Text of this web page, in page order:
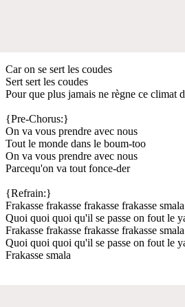
Car on se sert les coudes
Sert sert les coudes
Pour que plus jamais ne règne ce climat
{Pre-Chorus:}
On va vous prendre avec nous
Tout le monde dans le boum-too
On va vous prendre avec nous
Parcequ'on va tout fonce-der
{Refrain:}
Frakasse frakasse frakasse frakasse smala
Quoi quoi quoi qu'il se passe on fout le
Frakasse frakasse frakasse frakasse smala
Quoi quoi quoi qu'il se passe on fout le
Frakasse smala